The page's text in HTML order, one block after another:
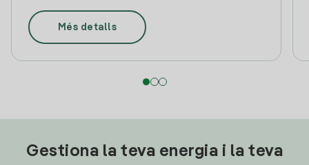
Més detalls
Gestiona la teva energia i la teva